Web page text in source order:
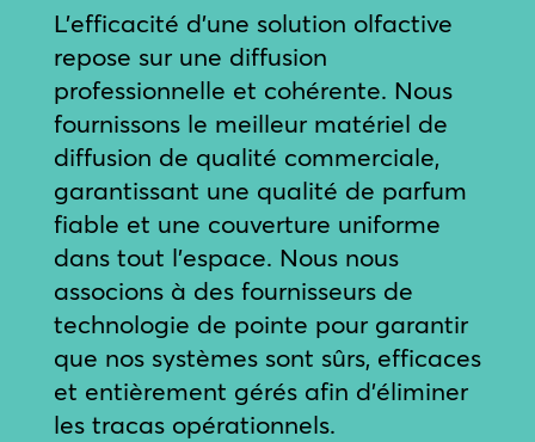
L’efficacité d’une solution olfactive
repose sur une diffusion
professionnelle et cohérente. Nous
fournissons le meilleur matériel de
diffusion de qualité commerciale,
garantissant une qualité de parfum
fiable et une couverture uniforme
dans tout l’espace. Nous nous
associons à des fournisseurs de
technologie de pointe pour garantir
que nos systèmes sont sûrs, efficaces
et entièrement gérés afin d’éliminer
les tracas opérationnels.